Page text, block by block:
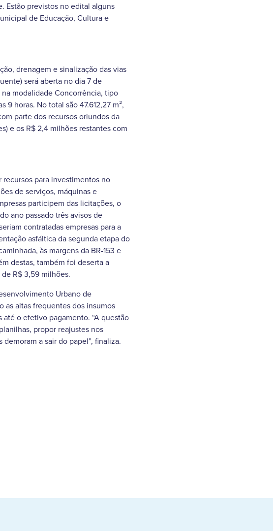
Estão previstos no edital alguns
de Educação, Cultura e
drenagem e sinalização das vias
será aberta no dia 7 de
modalidade Concorrência, tipo
horas. No total são 47.612,27 m²,
parte dos recursos oriundos da
e os R$ 2,4 milhões restantes com
para investimentos no
de serviços, máquinas e
participem das licitações, o
ano passado três avisos de
contratadas empresas para a
asfáltica da segunda etapa do
às margens da BR-153 e
destas, também foi deserta a
R$ 3,59 milhões.
Urbano de
as altas frequentes dos insumos
o efetivo pagamento. “A questão
propor reajustes nos
a sair do papel”, finaliza.